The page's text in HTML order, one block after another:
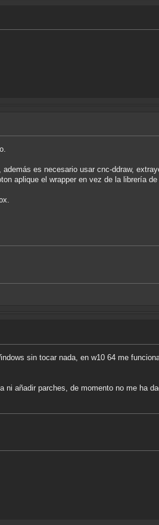
es necesario usar cnc-ddraw,
aplique el wrapper en vez de la librería
sin tocar nada, en w10 64 me
añadir parches, de momento no me ha